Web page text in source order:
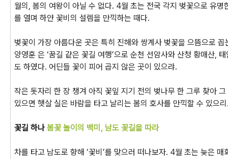
월의, 봄의 여왕이 아닐 수 없다. 4월 초는 전국 각지 벚꽃으로 유명
를 열며 하얀 꽃비의 설렘을 만끽하는 때다.
벚꽃이 가장 아름다운 곳은 특히 진해와 쌍계사 벚꽃을 으뜸으로 꼽
양영훈 은 ‘꿈길 같은 꽃길 여행’으로 순천 선암사와 산청 황매산,
도 하였다. 어딘들 꽃이 피어 곱지 않은 곳이 있으랴.
작은 돗자리 한 장 챙겨 아직 꽃잎 지기 전의 벚나무 한 그루 찾아
있으면 햇살 실은 바람을 타고 날리는 봄의 호사를 만끽할 수 있으
꽃길 하나 봄꽃 놀이의 백미, 남도 꽃길을 따라
차를 타고 남도로 향해 ‘꽃비’를 맞으러 떠나보자. 4월 초는 늦은 매